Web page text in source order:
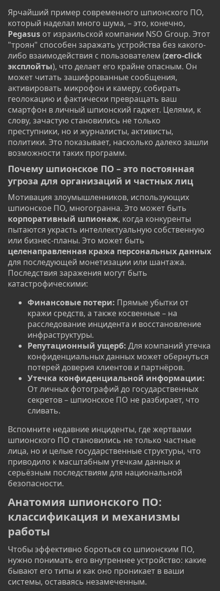
Ярчайший пример современного шпионского ПО,
который наделал много шума, – это, конечно,
Pegasus от израильской компании NSO Group. Этот
"троян" способен заражать устройства без какого-
либо взаимодействия с пользователем (zero-click
эксплойты), что делает его крайне опасным. Он
может читать зашифрованные сообщения,
активировать микрофон и камеру, собирать
геолокацию и фактически превращать ваш
смартфон в личный шпионский гаджет. Целями, к
слову, зачастую становились не только
преступники, но и журналисты, активисты,
политики. Это показывает, насколько далеко зашли
возможности таких программ.
Почему шпионское ПО – это постоянная
угроза для организаций и частных лиц​
Мотивация злоумышленников, использующих
шпионское ПО, многогранна. Это может быть
корпоративный шпионаж, когда конкуренты
пытаются украсть интеллектуальную собственную
или бизнес-планы. Это может быть
целенаправленная кража персональных данных
для последующей монетизации или шантажа.
Последствия заражения могут быть
катастрофическими:
Финансовые потери: Прямые убытки от
кражи средств, а также косвенные – на
расследование инцидента и восстановление
инфраструктуры.
Репутационный ущерб: Для компаний утечка
конфиденциальных данных может обернуться
потерей доверия клиентов и партнёров.
Утечка конфиденциальной информации:
От личных фотографий до государственных
секретов – шпионское ПО не разбирает, что
сливать.
Вспомните недавние инциденты, где жертвами
шпионского ПО становились не только частные
лица, но и целые государственные структуры, что
приводило к масштабным утечкам данных и
серьёзным последствиям для национальной
безопасности.
Анатомия шпионского ПО:
классификация и механизмы
работы​
Чтобы эффективно бороться со шпионским ПО,
нужно понимать его внутреннее устройство: какие
бывают его типы и как оно проникает в ваши
системы, оставаясь незамеченным.